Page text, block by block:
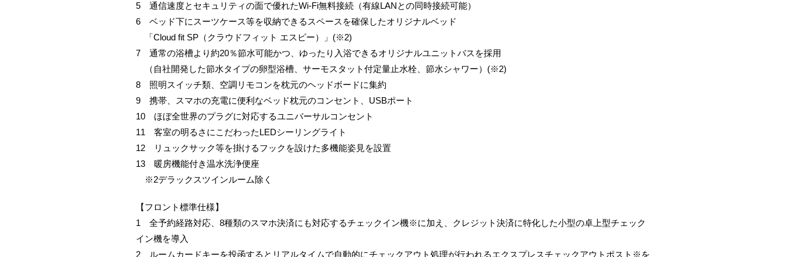
5 通信速度とセキュリティの面で優れたWi-Fi無料接続（有線LANとの同時接続可能）
6 ベッド下にスーツケース等を収納できるスペースを確保したオリジナルベッド
「Cloud fit SP（クラウドフィット エスピー）」(※2)
7 通常の浴槽より約20％節水可能かつ、ゆったり入浴できるオリジナルユニットバスを採用
（自社開発した節水タイプの卵型浴槽、サーモスタット付定量止水栓、節水シャワー）(※2)
8 照明スイッチ類、空調リモコンを枕元のヘッドボードに集約
9 携帯、スマホの充電に便利なベッド枕元のコンセント、USBポート
10 ほぼ全世界のプラグに対応するユニバーサルコンセント
11 客室の明るさにこだわったLEDシーリングライト
12 リュックサック等を掛けるフックを設けた多機能姿見を設置
13 暖房機能付き温水洗浄便座
※2デラックスツインルーム除く
【フロント標準仕様】
1 全予約経路対応、8種類のスマホ決済にも対応するチェックイン機※に加え、クレジット決済に特化した小型の卓上型チェック
イン機を導入
2 ルームカードキーを投函するとリアルタイムで自動的にチェックアウト処理が行われるエクスプレスチェックアウトポスト※を